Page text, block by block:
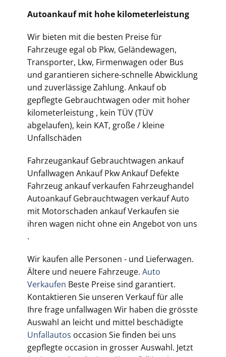
Autoankauf mit hohe kilometerleistung
Wir bieten mit die besten Preise für
Fahrzeuge egal ob Pkw, Geländewagen,
Transporter, Lkw, Firmenwagen oder Bus
und garantieren sichere-schnelle Abwicklung
und zuverlässige Zahlung. Ankauf ob
gepflegte Gebrauchtwagen oder mit hoher
kilometerleistung , kein TÜV (TÜV
abgelaufen), kein KAT, große / kleine
Unfallschäden
Fahrzeugankauf Gebrauchtwagen ankauf
Unfallwagen Ankauf Pkw Ankauf Defekte
Fahrzeug ankauf verkaufen Fahrzeughandel
Autoankauf Gebrauchtwagen verkauf Auto
mit Motorschaden ankauf Verkaufen sie
ihren wagen nicht ohne ein Angebot von uns
.
Wir kaufen alle Personen - und Lieferwagen.
Ältere und neuere Fahrzeuge. Auto
Verkaufen Beste Preise sind garantiert.
Kontaktieren Sie unseren Verkauf für alle
Ihre frage unfallwagen Wir haben die grösste
Auswahl an leicht und mittel beschädigte
Unfallautos occasion Sie finden bei uns
gepflegte occasion in grosser Auswahl. Jetzt